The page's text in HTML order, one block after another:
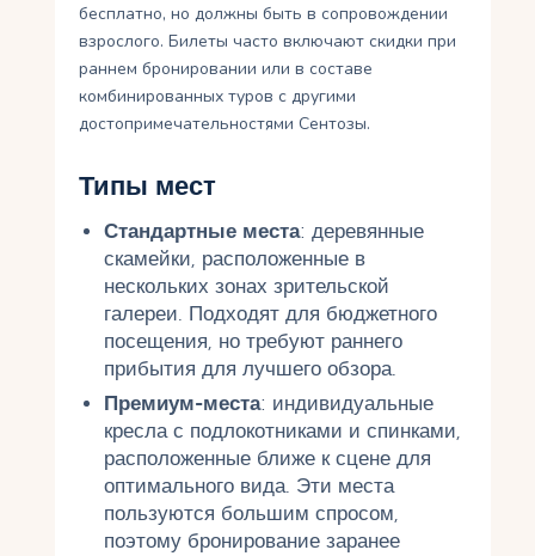
бесплатно, но должны быть в сопровождении
взрослого. Билеты часто включают скидки при
раннем бронировании или в составе
комбинированных туров с другими
достопримечательностями Сентозы.
Типы мест
Стандартные места: деревянные
скамейки, расположенные в
нескольких зонах зрительской
галереи. Подходят для бюджетного
посещения, но требуют раннего
прибытия для лучшего обзора.
Премиум-места: индивидуальные
кресла с подлокотниками и спинками,
расположенные ближе к сцене для
оптимального вида. Эти места
пользуются большим спросом,
поэтому бронирование заранее